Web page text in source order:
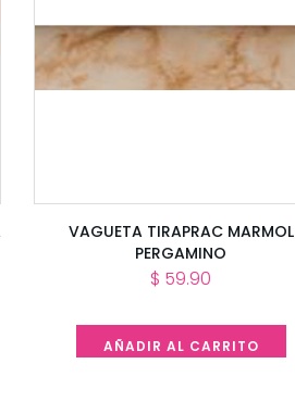
VAGUETA TIRAPRAC MARMOL
PERGAMINO
$ 59.90
AÑADIR AL CARRITO